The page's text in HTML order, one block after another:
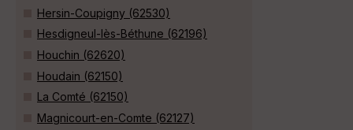
Hersin-Coupigny (62530)
Hesdigneul-lès-Béthune (62196)
Houchin (62620)
Houdain (62150)
La Comté (62150)
Magnicourt-en-Comte (62127)